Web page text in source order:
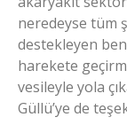
neredeyse tüm
destekleyen
harekete
vesileyle yola
Güllü’ye de